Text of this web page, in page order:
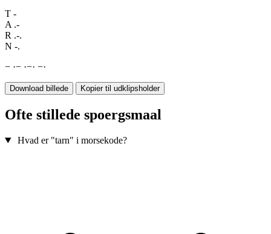
T -
A .-
R .-.
N -.
− ·− ·−· −·
Download billede Kopier til udklipsholder
Ofte stillede spoergsmaal
Hvad er "tarn" i morsekode?